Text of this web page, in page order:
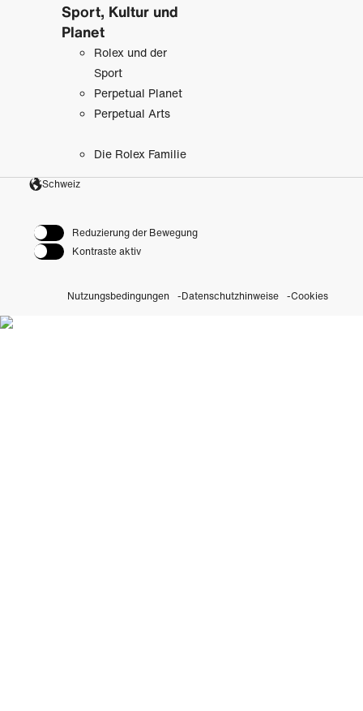
Sport, Kultur und
Planet
Rolex und der
Sport
Perpetual Planet
Perpetual Arts
Die Rolex Familie
Schweiz
Reduzierung der Bewegung
Kontraste aktiv
Nutzungsbedingungen Datenschutzhinweise Cookies